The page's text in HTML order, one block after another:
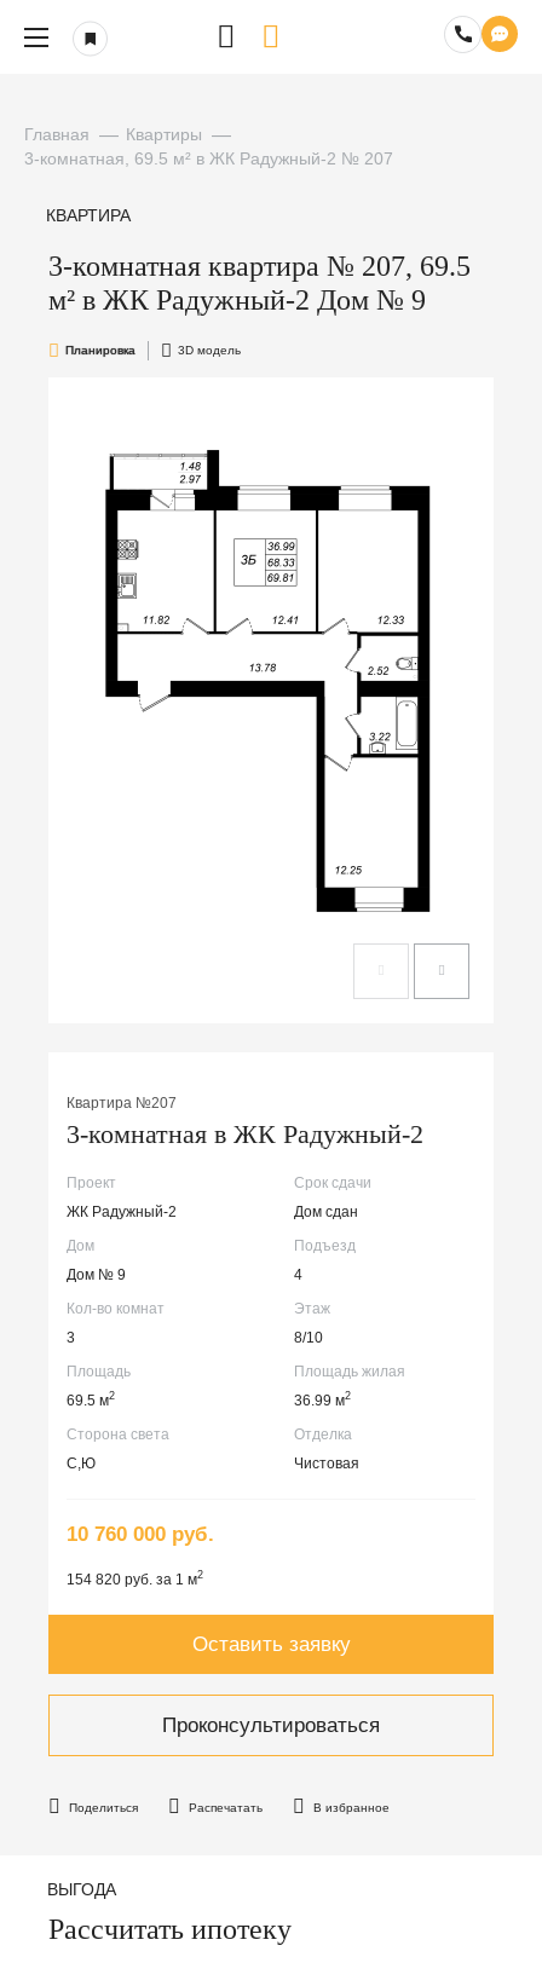
Главная
Квартиры
3-комнатная, 69.5 м² в ЖК Радужный-2 № 207
КВАРТИРА
3-комнатная квартира № 207, 69.5
м² в ЖК Радужный-2 Дом № 9
Планировка 3D модель
Поделиться Распечатать В избранное
Квартира №207
3-комнатная в ЖК Радужный-2
Проект
ЖК Радужный-2
Срок сдачи
Дом сдан
Дом
Дом № 9
Подъезд
4
Кол-во комнат
3
Этаж
8/10
Площадь
69.5 м2
Площадь жилая
36.99 м2
Сторона света
С,Ю
Отделка
Чистовая
10 760 000 руб.
154 820 руб. за 1 м2
Оставить заявку
Проконсультироваться
ВЫГОДА
Рассчитать ипотеку